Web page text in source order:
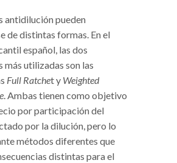
antidilución pueden
de distintas formas. En el
español, las dos
más utilizadas son las
Full Ratchet y Weighted
. Ambas tienen como objetivo
por participación del
por la dilución, pero lo
métodos diferentes que
distintas para el